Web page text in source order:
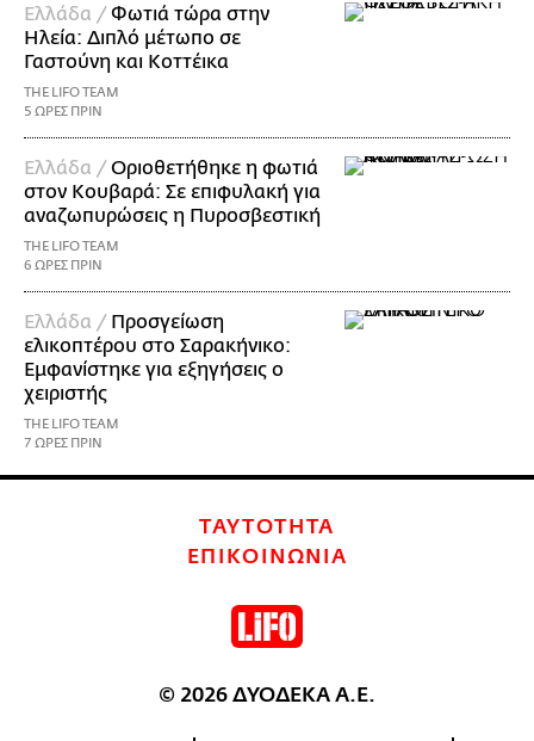
Ελλάδα /Φωτιά τώρα στην
Ηλεία: Διπλό μέτωπο σε
Γαστούνη και Κοττέικα
THE LIFO TEAM
5 ΩΡΕΣ ΠΡΙΝ
Ελλάδα /Οριοθετήθηκε η φωτιά
στον Κουβαρά: Σε επιφυλακή για
αναζωπυρώσεις η Πυροσβεστική
THE LIFO TEAM
6 ΩΡΕΣ ΠΡΙΝ
Ελλάδα / Προσγείωση
ελικοπτέρου στο Σαρακήνικο:
Εμφανίστηκε για εξηγήσεις ο
χειριστής
THE LIFO TEAM
7 ΩΡΕΣ ΠΡΙΝ
ΤΑΥΤΟΤΗΤΑ
ΕΠΙΚΟΙΝΩΝΙΑ
© 2026 ΔΥΟΔΕΚΑ Α.Ε.